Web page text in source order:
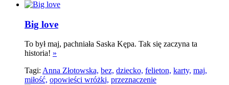
Big love
To był maj, pachniała Saska Kępa. Tak się zaczyna ta
historia! »
Tagi: Anna Złotowska, bez, dziecko, felieton, karty, maj,
miłość, opowieści wróżki, przeznaczenie